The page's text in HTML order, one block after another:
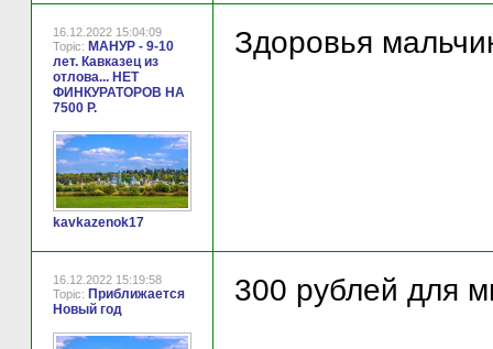
16.12.2022 15:04:09
Topic: МАНУР - 9-10
лет. Кавказец из
отлова... НЕТ
ФИНКУРАТОРОВ НА
7500 Р.
kavkazenok17
Здоровья
16.12.2022 15:19:58
Topic: Приближается
Новый год
300 рублей для